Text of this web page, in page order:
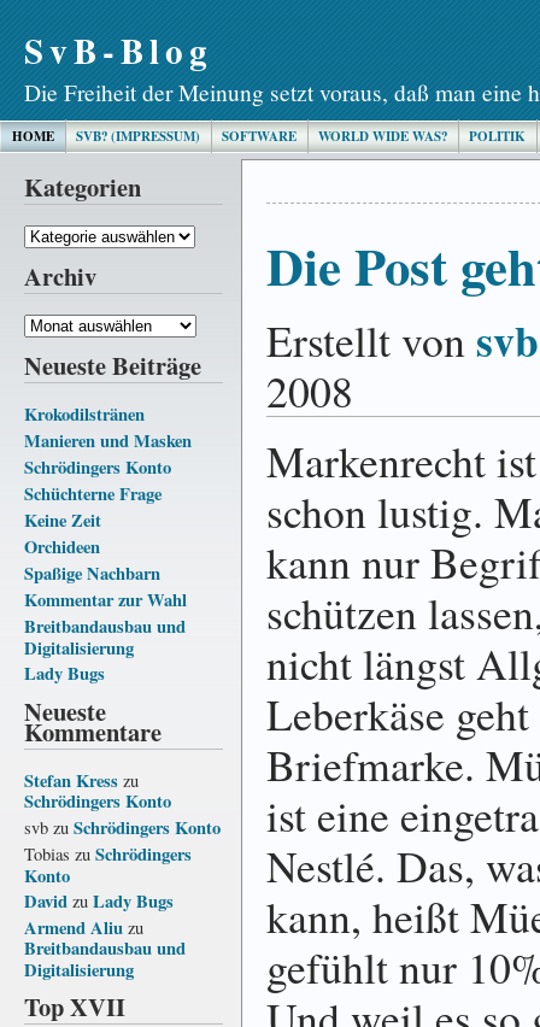
SvB-Blog
Die Freiheit der Meinung setzt voraus, daß man eine
HOME SVB? (IMPRESSUM) SOFTWARE WORLD WIDE WAS? POLITIK
Kategorien
Kategorien
Archiv
Archiv
Neueste Beiträge
Krokodilstränen
Manieren und Masken
Schrödingers Konto
Schüchterne Frage
Keine Zeit
Orchideen
Spaßige Nachbarn
Kommentar zur Wahl
Breitbandausbau und
Digitalisierung
Lady Bugs
Neueste
Kommentare
Stefan Kress zu
Schrödingers Konto
svb zu Schrödingers Konto
Tobias zu Schrödingers
Konto
David zu Lady Bugs
Armend Aliu zu
Breitbandausbau und
Digitalisierung
Top XVII
Die Post
Erstellt vonsvb
2008
Markenrecht ist
schon lustig.
kann nur
schützen
nicht längst
Leberkäse
Briefmarke.
ist eine
Nestlé. Das,
kann, heißt
gefühlt nur